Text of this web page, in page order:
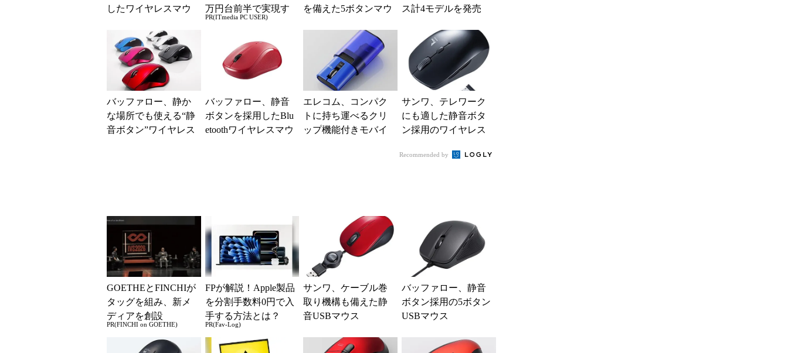
したワイヤレスマウ
万円台前半で実現す
る快適PCライフ
PR(ITmedia PC USER)
を備えた5ボタンマウ
ス計4モデルを発売
バッファロー、静か
な場所でも使える“静
音ボタン”ワイヤレス
バッファロー、静音
ボタンを採用したBlu
etoothワイヤレスマウ
エレコム、コンパク
トに持ち運べるクリ
ップ機能付きモバイ
サンワ、テレワーク
にも適した静音ボタ
ン採用のワイヤレス
Recommended by
GOETHEとFINCHIが
タッグを組み、新メ
ディアを創設
PR(FINCHI on GOETHE)
FPが解説！Apple製品
を分割手数料0円で入
手する方法とは？
PR(Fav-Log)
サンワ、ケーブル巻
取り機構も備えた静
音USBマウス
バッファロー、静音
ボタン採用の5ボタン
USBマウス